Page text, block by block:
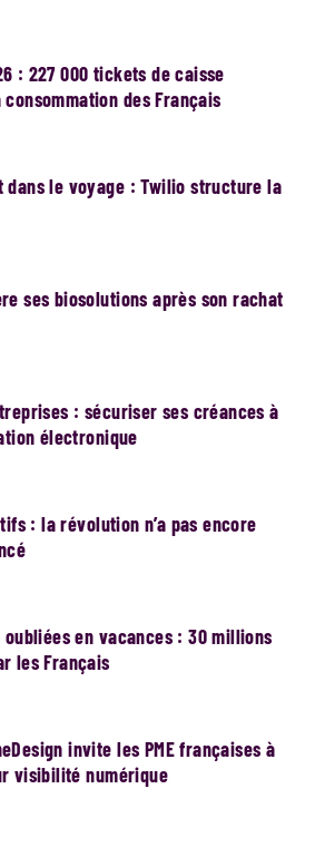
: 227 000 tickets de caisse
des Français
dans le voyage : Twilio structure la
ses biosolutions après son rachat
: sécuriser ses créances à
électronique
: la révolution n’a pas encore
en vacances : 30 millions
les Français
invite les PME françaises à
visibilité numérique